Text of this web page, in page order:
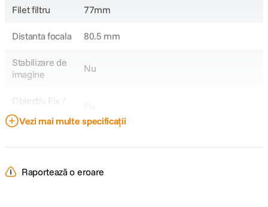
Filet filtru 77mm
Distanta focala 80.5 mm
Stabilizare de
imagine
Nu
Obiectiv Fix /
Zoom
Unghi de
cuprindere
38°
Vezi mai multe specificații
Raportează o eroare